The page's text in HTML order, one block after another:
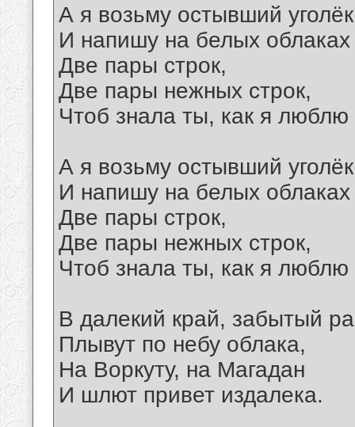
А я возьму остывший уголёк
И напишу на белых облаках
Две пары строк,
Две пары нежных строк,
Чтоб знала ты, как я люблю
А я возьму остывший уголёк
И напишу на белых облаках
Две пары строк,
Две пары нежных строк,
Чтоб знала ты, как я люблю
В далекий край, забытый
Плывут по небу облака,
На Воркуту, на Магадан
И шлют привет издалека.